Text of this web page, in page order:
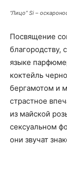
“Лицо” Si –
Посвящение
благородству,
языке
коктейль
бергамотом и
страстное
из майской
сексуальном
они звучат